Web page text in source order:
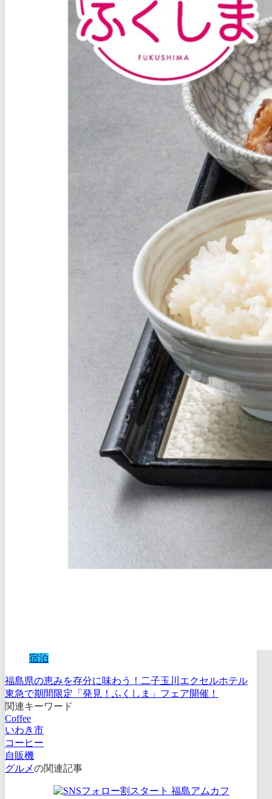
宿泊
福島県の恵みを存分に味わう！二子玉川エクセルホテル
東急で期間限定「発見！ふくしま」フェア開催！
関連キーワード
Coffee
いわき市
コーヒー
自販機
グルメの関連記事